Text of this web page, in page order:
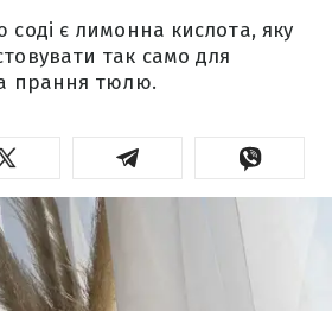
є лимонна кислота, яку
так само для
прання тюлю.